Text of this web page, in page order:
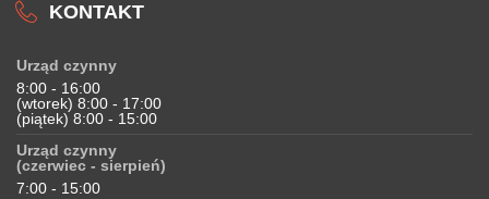
KONTAKT
Urząd czynny
8:00 - 16:00
(wtorek) 8:00 - 17:00
(piątek) 8:00 - 15:00
Urząd czynny
(czerwiec - sierpień)
7:00 - 15:00